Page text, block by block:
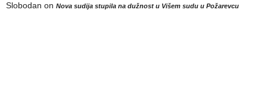
Slobodan on Nova sudija stupila na dužnost u Višem sudu u Požarevcu